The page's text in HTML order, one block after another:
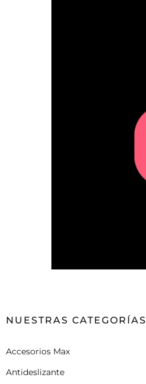
NUESTRAS CATEGORÍAS
Accesorios Max
Antideslizante